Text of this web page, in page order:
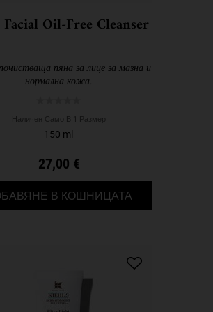
TIGHTENER PRIMER
Oil-Free Cleanser
пяна за лице за мазна и
нормална кожа.
Наличен Само В 1 Размер
150 ml
27,00 €
В КОШНИЦАТА